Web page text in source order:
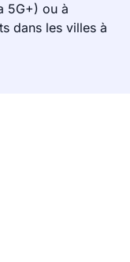
5G+) ou à
dans les villes à